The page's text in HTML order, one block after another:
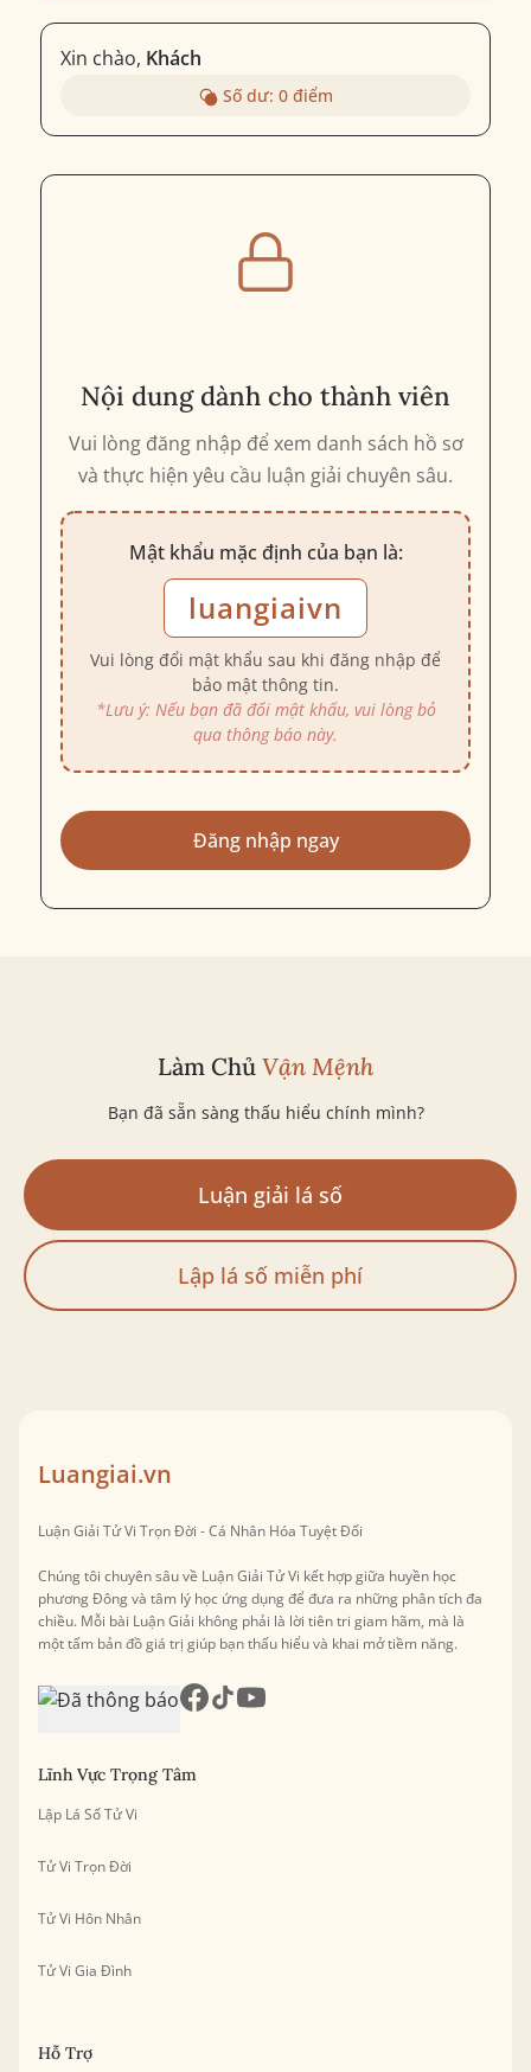
Xin chào, Khách
Số dư: 0điểm
Nội dung dành cho thành viên
Vui lòng đăng nhập để xem danh sách hồ sơ
và thực hiện yêu cầu luận giải chuyên sâu.
Mật khẩu mặc định của bạn là:
luangiaivn
Vui lòng đổi mật khẩu sau khi đăng nhập để
bảo mật thông tin.
*Lưu ý: Nếu bạn đã đổi mật khẩu, vui lòng bỏ
qua thông báo này.
Đăng nhập ngay
Làm Chủ Vận Mệnh
Bạn đã sẵn sàng thấu hiểu chính mình?
Luận giải lá số
Lập lá số miễn phí
Luangiai.vn
Luận Giải Tử Vi Trọn Đời - Cá Nhân Hóa Tuyệt Đối
Chúng tôi chuyên sâu về Luận Giải Tử Vi kết hợp giữa huyền học
phương Đông và tâm lý học ứng dụng để đưa ra những phân tích đa
chiều. Mỗi bài Luận Giải không phải là lời tiên tri giam hãm, mà là
một tấm bản đồ giá trị giúp bạn thấu hiểu và khai mở tiềm năng.
Lĩnh Vực Trọng Tâm
Lập Lá Số Tử Vi
Tử Vi Trọn Đời
Tử Vi Hôn Nhân
Tử Vi Gia Đình
Hỗ Trợ